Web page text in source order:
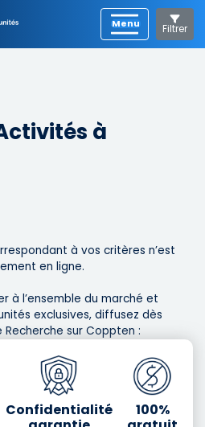
Filtrer
à
à vos critères n’est
en ligne.
à l’ensemble du marché et
exclusives, diffusez dès
sur Coppten :
Confidentialité
100%